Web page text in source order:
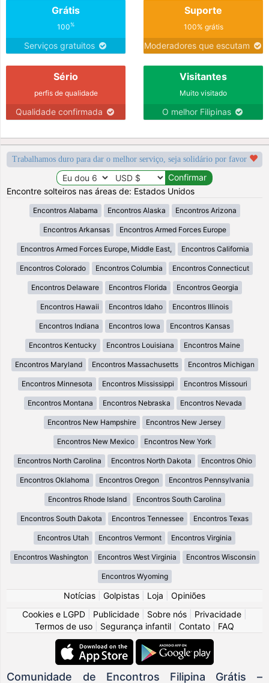
Grátis
100%
Serviços gratuitos
Suporte
100% grátis
Moderadores que escutam
Sério
perfis de qualidade
Qualidade confirmada
Visitantes
Muito visitado
O melhor Filipinas
Trabalhamos duro para dar o melhor serviço, seja solidário por favor
Encontre solteiros nas áreas de: Estados Unidos
Encontros Alabama Encontros Alaska Encontros Arizona
Encontros Arkansas Encontros Armed Forces Europe
Encontros Armed Forces Europe, Middle East, Encontros California
Encontros Colorado Encontros Columbia Encontros Connecticut
Encontros Delaware Encontros Florida Encontros Georgia
Encontros Hawaii Encontros Idaho Encontros Illinois
Encontros Indiana Encontros Iowa Encontros Kansas
Encontros Kentucky Encontros Louisiana Encontros Maine
Encontros Maryland Encontros Massachusetts Encontros Michigan
Encontros Minnesota Encontros Mississippi Encontros Missouri
Encontros Montana Encontros Nebraska Encontros Nevada
Encontros New Hampshire Encontros New Jersey
Encontros New Mexico Encontros New York
Encontros North Carolina Encontros North Dakota Encontros Ohio
Encontros Oklahoma Encontros Oregon Encontros Pennsylvania
Encontros Rhode Island Encontros South Carolina
Encontros South Dakota Encontros Tennessee Encontros Texas
Encontros Utah Encontros Vermont Encontros Virginia
Encontros Washington Encontros West Virginia Encontros Wisconsin
Encontros Wyoming
Notícias Golpistas Loja
Opiniões
Cookies e LGPD
Publicidade Sobre nós Privacidade
Termos de uso
Segurança infantil Contato FAQ
Comunidade de Encontros Filipina Grátis –